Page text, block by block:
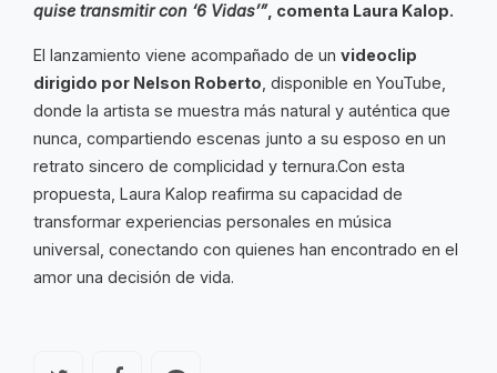
quise transmitir con ‘6 Vidas’”, comenta Laura Kalop.
El lanzamiento viene acompañado de un videoclip
dirigido por Nelson Roberto, disponible en YouTube,
donde la artista se muestra más natural y auténtica que
nunca, compartiendo escenas junto a su esposo en un
retrato sincero de complicidad y ternura.Con esta
propuesta, Laura Kalop reafirma su capacidad de
transformar experiencias personales en música
universal, conectando con quienes han encontrado en el
amor una decisión de vida.